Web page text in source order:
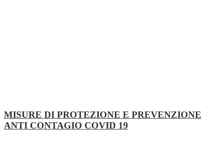
MISURE DI PROTEZIONE E PREVENZIONE
ANTI CONTAGIO COVID 19